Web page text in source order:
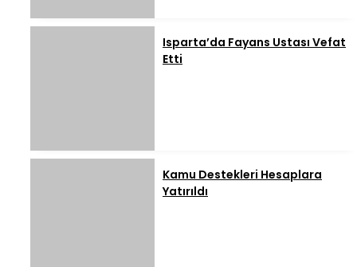
Isparta’da Fayans Ustası Vefat
Etti
Kamu Destekleri Hesaplara
Yatırıldı